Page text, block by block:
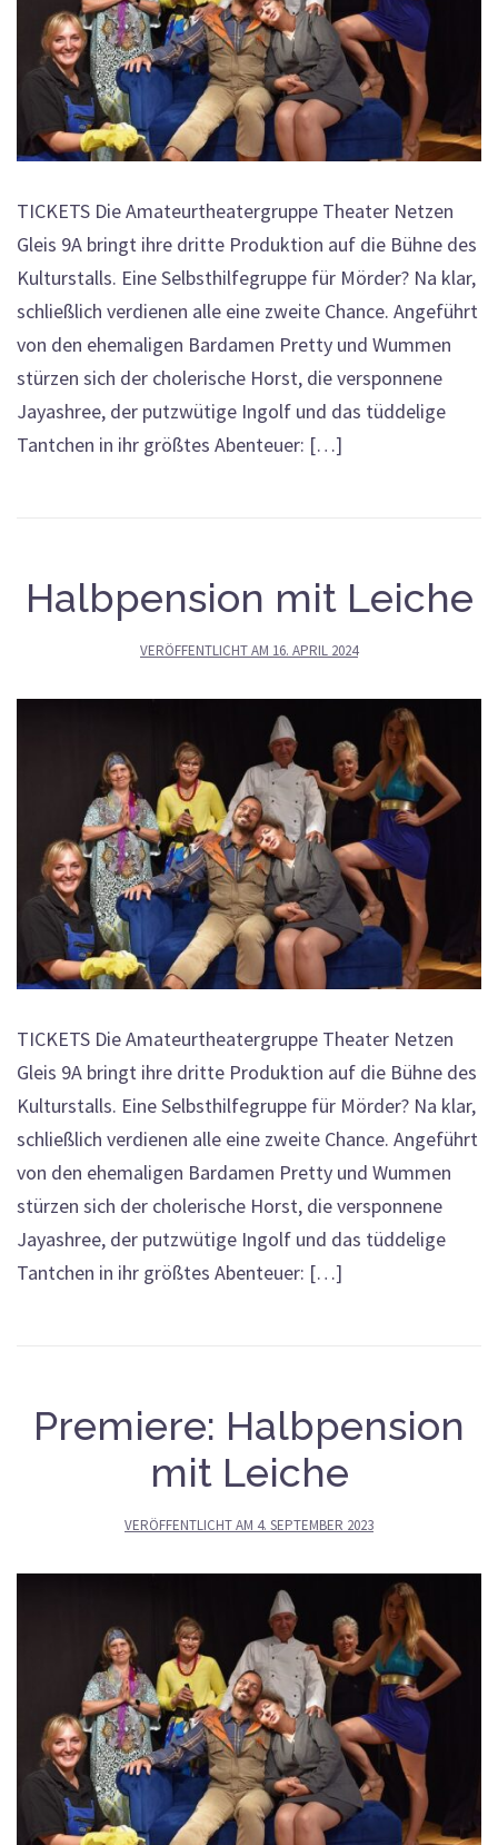
TICKETS Die Amateurtheatergruppe Theater Netzen
Gleis 9A bringt ihre dritte Produktion auf die Bühne des
Kulturstalls. Eine Selbsthilfegruppe für Mörder? Na klar,
schließlich verdienen alle eine zweite Chance. Angeführt
von den ehemaligen Bardamen Pretty und Wummen
stürzen sich der cholerische Horst, die versponnene
Jayashree, der putzwütige Ingolf und das tüddelige
Tantchen in ihr größtes Abenteuer: […]
Halbpension mit Leiche
VERÖFFENTLICHT AM 16. APRIL 2024
TICKETS Die Amateurtheatergruppe Theater Netzen
Gleis 9A bringt ihre dritte Produktion auf die Bühne des
Kulturstalls. Eine Selbsthilfegruppe für Mörder? Na klar,
schließlich verdienen alle eine zweite Chance. Angeführt
von den ehemaligen Bardamen Pretty und Wummen
stürzen sich der cholerische Horst, die versponnene
Jayashree, der putzwütige Ingolf und das tüddelige
Tantchen in ihr größtes Abenteuer: […]
Premiere: Halbpension
mit Leiche
VERÖFFENTLICHT AM 4. SEPTEMBER 2023